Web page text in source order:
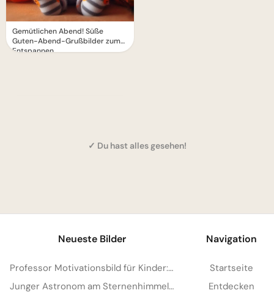
Gemütlichen Abend! Süße
Guten-Abend-Grußbilder zum
Entspannen
✓ Du hast alles gesehen!
Neueste Bilder
Professor Motivationsbild für Kinder: Lerne Lust für Instagram Stories und Schule
Junger Astronom am Sternenhimmel: Motivierende Schulstartbilder für Instagram und Träume
Navigation
Startseite
Entdecken